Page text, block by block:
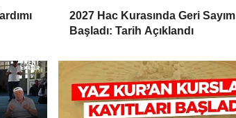
2027 Hac Kurasında Geri Sayım
Başladı: Tarih Açıklandı